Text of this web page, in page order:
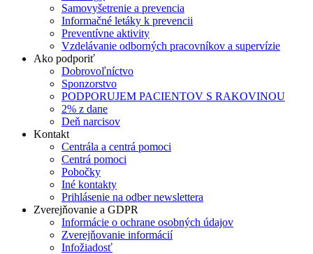
Samovyšetrenie a prevencia
Informačné letáky k prevencii
Preventívne aktivity
Vzdelávanie odborných pracovníkov a supervízie
Ako podporiť
Dobrovoľníctvo
Sponzorstvo
PODPORUJEM PACIENTOV S RAKOVINOU
2% z dane
Deň narcisov
Kontakt
Centrála a centrá pomoci
Centrá pomoci
Pobočky
Iné kontakty
Prihlásenie na odber newslettera
Zverejňovanie a GDPR
Informácie o ochrane osobných údajov
Zverejňovanie informácií
Infožiadosť